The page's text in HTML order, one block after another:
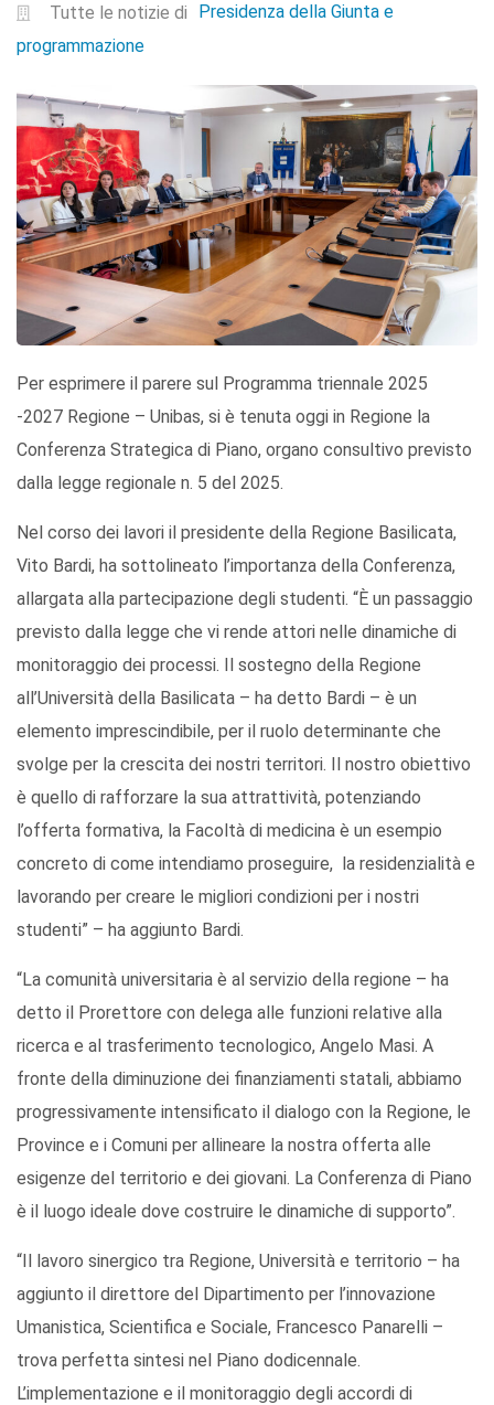
Tutte le notizie di
Presidenza della Giunta e
programmazione
Per esprimere il parere sul Programma triennale 2025
-2027 Regione – Unibas, si è tenuta oggi in Regione la
Conferenza Strategica di Piano, organo consultivo previsto
dalla legge regionale n. 5 del 2025.
Nel corso dei lavori il presidente della Regione Basilicata,
Vito Bardi, ha sottolineato l’importanza della Conferenza,
allargata alla partecipazione degli studenti. “È un passaggio
previsto dalla legge che vi rende attori nelle dinamiche di
monitoraggio dei processi. Il sostegno della Regione
all’Università della Basilicata – ha detto Bardi – è un
elemento imprescindibile, per il ruolo determinante che
svolge per la crescita dei nostri territori. Il nostro obiettivo
è quello di rafforzare la sua attrattività, potenziando
l’offerta formativa, la Facoltà di medicina è un esempio
concreto di come intendiamo proseguire, la residenzialità e
lavorando per creare le migliori condizioni per i nostri
studenti” – ha aggiunto Bardi.
“La comunità universitaria è al servizio della regione – ha
detto il Prorettore con delega alle funzioni relative alla
ricerca e al trasferimento tecnologico, Angelo Masi. A
fronte della diminuzione dei finanziamenti statali, abbiamo
progressivamente intensificato il dialogo con la Regione, le
Province e i Comuni per allineare la nostra offerta alle
esigenze del territorio e dei giovani. La Conferenza di Piano
è il luogo ideale dove costruire le dinamiche di supporto”.
“Il lavoro sinergico tra Regione, Università e territorio – ha
aggiunto il direttore del Dipartimento per l’innovazione
Umanistica, Scientifica e Sociale, Francesco Panarelli –
trova perfetta sintesi nel Piano dodicennale.
L’implementazione e il monitoraggio degli accordi di